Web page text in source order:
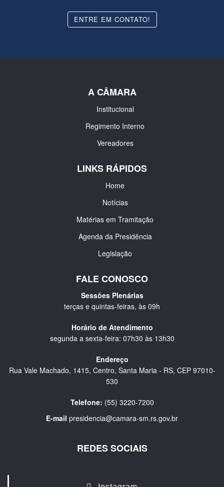
ENTRE EM CONTATO!
A CÂMARA
Institucional
Regimento Interno
Vereadores
LINKS RÁPIDOS
Home
Notícias
Matérias em Tramitação
Agenda da Presidência
Legislação
FALE CONOSCO
Sessões Plenárias
terças e quintas-feiras, às 09h
Horário de Atendimento
segunda a sexta-feira: 07h30 às 13h30
Endereço
Rua Vale Machado, 1415, Centro, Santa Maria - RS, CEP 97010-
530
Telefone: (55) 3220-7200
E-mail presidencia@camara-sm.rs.gov.br
REDES SOCIAIS